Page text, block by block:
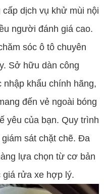
dịch vụ khử mùi nội
người đánh giá cao.
sóc ô tô chuyên
Sở hữu dàn công
khẩu chính hãng,
đến vẻ ngoài bóng
yêu của bạn. Quy trình
sát chặt chẽ. Đa
lựa chọn từ cơ bản
rửa xe hợp lý.